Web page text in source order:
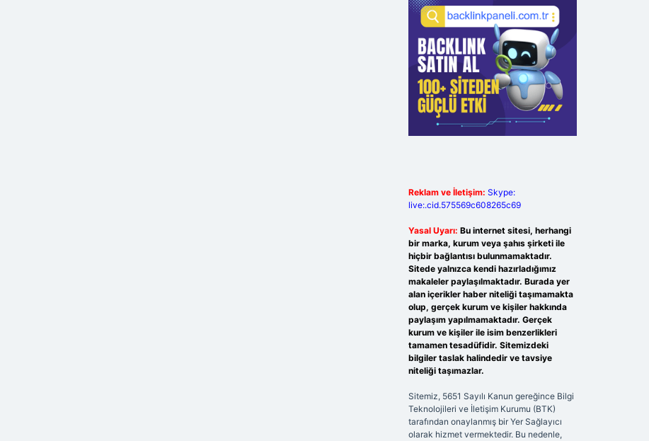
Reklam ve İletişim: Skype:
live:.cid.575569c608265c69
Yasal Uyarı: Bu internet sitesi, herhangi
bir marka, kurum veya şahıs şirketi ile
hiçbir bağlantısı bulunmamaktadır.
Sitede yalnızca kendi hazırladığımız
makaleler paylaşılmaktadır. Burada yer
alan içerikler haber niteliği taşımamakta
olup, gerçek kurum ve kişiler hakkında
paylaşım yapılmamaktadır. Gerçek
kurum ve kişiler ile isim benzerlikleri
tamamen tesadüfidir. Sitemizdeki
bilgiler taslak halindedir ve tavsiye
niteliği taşımazlar.
Sitemiz, 5651 Sayılı Kanun gereğince Bilgi
Teknolojileri ve İletişim Kurumu (BTK)
tarafından onaylanmış bir Yer Sağlayıcı
olarak hizmet vermektedir. Bu nedenle,